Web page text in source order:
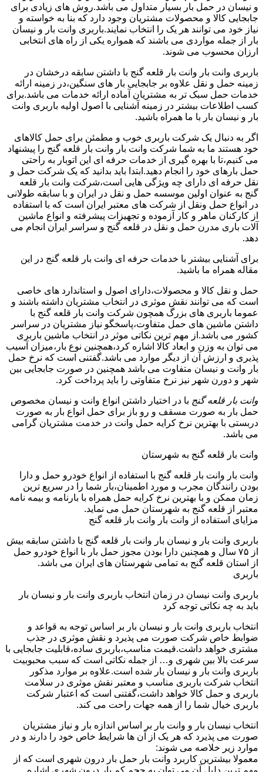
و نیسان در حمل بار بسیار متداول می باشد.روش های زیادی برای
جابجایی کالا و محصولات مشتریان وجود دارد که بنا به خواسته و
نیاز خود می توانند هر یک را انتخاب نمایند.باربری وانت بار و نیسان
بار از جمله مواردی می باشند که همواره یکی از راه های انتخابی
ارزان محسوب می شوند.
باربری وانت بار وانت بار قلعه گنج با داشتن سابقه درخشان در
زمینه حمل و نقل علاوه بر جابجایی بار های سنگین،در زمینه ارائه
خدمات حمل سبک تر به مشتریان آماده ارائه خدمات می باشد.برای
کسب اطلاعات بیشتر در زمینه آشنایی با اصول اولیه باربری وانت
بار و نیسان بار با ما همراه باشید.
اگر به دنبال یک شرکت باربری خوب و مطمئن برای حمل کالاهای
خود هستند ما به شما شرکت وانت بار وانت بار قلعه گنج را پیشنهاد
می کنیم،تا با بهره گیری از خدمات حرفه ای این اتوبار به راحتی
حمل بارهای خود را انجام دهید.ابتدا باید بدانید که یک شرکت حمل و
نقل حرفه ای دارای چه ویژگی هایی است،شرکت وانت بار قلعه
گنج به عنوان اولین موسسه حمل و نقل در ایران و با سابقه طولانی
در انواع حمل ونقل از شرکت های معتبر ایران است که با استفاده
از کارکنان ماهر و کار آزموده و تجهیزات پیشرفته و انواع ماشین
آلات باری مدرن حمل و نقل در قلعه گنج و سراسر ایران انجام می
دهد.
برای آشنایی بیشتر با خدمات حرفه ای وانت بار قلعه گنج در این
مقاله همراه ما باشید.
حمل و نقل کالا و محصولات،دارای اصول و استاندارد های خاصی
است که می توانند نقش موثری در انتخاب مشتریان داشته باشند و
عموما باربری های بزرگ همچون شرکت وانت بار قلعه گنج با
داشتن ماشین های حمل متفاوت،پاسخگو نیاز مشتریان در سراسر
کشور می باشد.از مهم ترین نکاتی موثر در انتخاب ماشین باربری
می توان به وزن و ابعاد کالا اشاره کرد،همچنین نوع بار،میزان آسیب
پذیری و ارزش آن از دیگر موارد می باشد.گفتنی است که نرخ حمل
بار وانت و نیسان متفاوت می باشد همچنین در صورت جابجایی بین
شهر و دورن شهر نیز نرخ متفاوتی را باید پرداخت کرد.
وانت بار قلعه گنج با در اختیار داشتن انواع وانت و نیسان مخصوص
حمل بار به صورت مسقف و رو باز برای حمل انواع بار به صورت
دربستی با بهترین نرخ کرایه حمل وانت در خدمت مشتریان گرامی
می باشد.
وانت بار قلعه گنج به شهرستان
وانت بار وانت بار قلعه گنج با استفاده از انواع خودرو حمل و دارا
بودن رانندگان مجرب و مورد اطمینان،بار شما را در سریع ترین
زمان ممکن و با بهترین نرخ کرایه حمل همراه با بارنامه و بیمه نامه
معتبر از قلعه گنج به شهرستان حمل می نماید.
مزایای استفاده از وانت بار وانت بار قلعه گنج
باربری وانت بار و نیسان بار وانت بار قلعه گنج با داشتن سابقه بیش
از ۷۵ سال و همچنین دارا بودن مجوز حمل بار با انواع خودرو حمل
از استان قلعه گنج به تمامی شهرستان های ایران می باشد.
باربری
باربری وانت نیسان در زمان انتخاب باربری وانت بار و نیسان بار
باید به چه نکاتی توجه کرد
انتخاب باربری وانت بار و نیسان بار بر اساس توجه به قواعد و
ضوابط خاص شرکت صورت می پذیرد و نقش موثری در جذب
مشتری خواهد داشت.قیمت مناسب،باربری ساده،قابلیت جابجایی با
سرعت بالا بین شهری و… از جمله نکاتی است که سبب محبوبیت
باربری وانت بار و نیسان بار شده است.علاوه بر موارد مذکور
انتخاب شرکت باربری مناسب و معتبر نقش موثری در سلامت
باربری و حمل کالا خواهد داشت،گفتنی است که اعتبار شرکت
باربری خیال شما را از همه جهات راحت می کند.
انتخاب نیسان بار و وانت بار بر اساس اندازه بار و نیاز مشتریان
صورت می پذیرد که هر یک از آن ها شرایط خاص خود را دارند و در
موارد زیر خلاصه می شوند:
معمولا بیشترین کاربرد وانت بار حمل بار درون شهری است که از